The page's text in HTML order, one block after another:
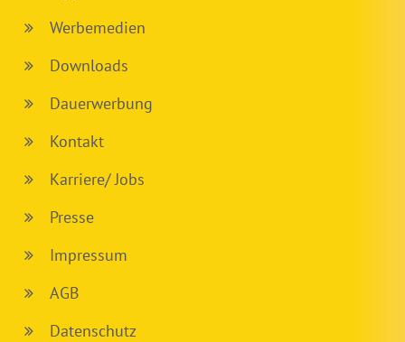
Werbemedien
Downloads
Dauerwerbung
Kontakt
Karriere/ Jobs
Presse
Impressum
AGB
Datenschutz